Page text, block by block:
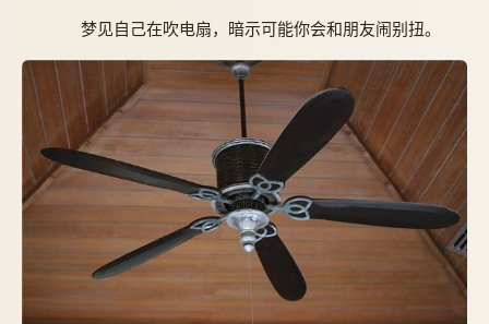
梦见自己在吹电扇，暗示可能你会和朋友闹别扭。